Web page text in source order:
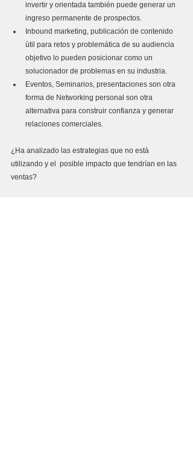
invertir y orientada también puede generar un
ingreso permanente de prospectos.
Inbound marketing, publicación de contenido
ùtil para retos y problemática de su audiencia
objetivo lo pueden posicionar como un
solucionador de problemas en su industria.
Eventos, Seminarios, presentaciones son otra
forma de Networking personal son otra
alternativa para construir confianza y generar
relaciones comerciales.
¿Ha analizado las estrategias que no està
utilizando y el  posible impacto que tendrían en las
ventas?